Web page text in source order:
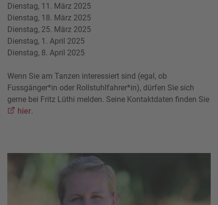
Dienstag, 11. März 2025
Dienstag, 18. März 2025
Dienstag, 25. März 2025
Dienstag, 1. April 2025
Dienstag, 8. April 2025
Wenn Sie am Tanzen interessiert sind (egal, ob
Fussgänger*in oder Rollstuhlfahrer*in), dürfen Sie sich
gerne bei Fritz Lüthi melden. Seine Kontaktdaten finden Sie
hier.